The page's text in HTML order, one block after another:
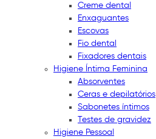
Creme dental
Enxaguantes
Escovas
Fio dental
Fixadores dentais
Higiene Íntima Feminina
Absorventes
Ceras e depilatórios
Sabonetes íntimos
Testes de gravidez
Higiene Pessoal